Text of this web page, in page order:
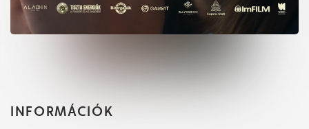
INFORMÁCIÓK